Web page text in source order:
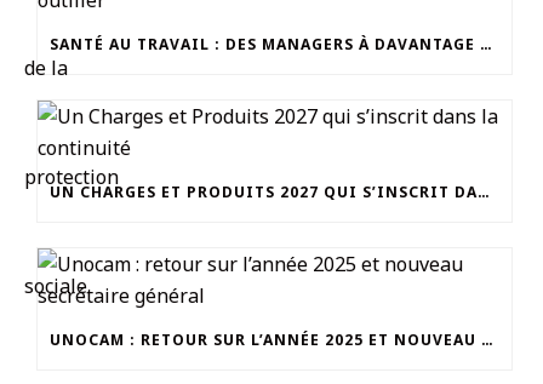
SANTÉ AU TRAVAIL : DES MANAGERS À DAVANTAGE OUTILLER
UN CHARGES ET PRODUITS 2027 QUI S’INSCRIT DANS LA CONTINUITÉ
UNOCAM : RETOUR SUR L’ANNÉE 2025 ET NOUVEAU SECRÉTAIRE GÉNÉRAL